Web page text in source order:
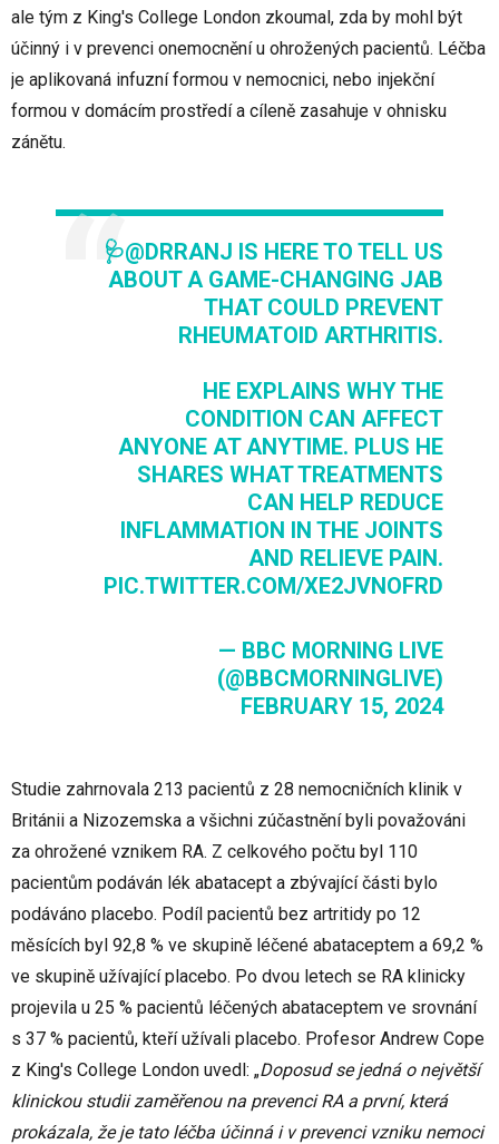
ale tým z King's College London zkoumal, zda by mohl být
účinný i v prevenci onemocnění u ohrožených pacientů. Léčba
je aplikovaná infuzní formou v nemocnici, nebo injekční
formou v domácím prostředí a cíleně zasahuje v ohnisku
zánětu.
🩺@DRRANJ IS HERE TO TELL US
ABOUT A GAME-CHANGING JAB
THAT COULD PREVENT
RHEUMATOID ARTHRITIS.
HE EXPLAINS WHY THE
CONDITION CAN AFFECT
ANYONE AT ANYTIME. PLUS HE
SHARES WHAT TREATMENTS
CAN HELP REDUCE
INFLAMMATION IN THE JOINTS
AND RELIEVE PAIN.
PIC.TWITTER.COM/XE2JVNOFRD
— BBC MORNING LIVE
(@BBCMORNINGLIVE)
FEBRUARY 15, 2024
Studie zahrnovala 213 pacientů z 28 nemocničních klinik v
Británii a Nizozemska a všichni zúčastnění byli považováni
za ohrožené vznikem RA. Z celkového počtu byl 110
pacientům podáván lék abatacept a zbývající části bylo
podáváno placebo. Podíl pacientů bez artritidy po 12
měsících byl 92,8 % ve skupině léčené abataceptem a 69,2 %
ve skupině užívající placebo. Po dvou letech se RA klinicky
projevila u 25 % pacientů léčených abataceptem ve srovnání
s 37 % pacientů, kteří užívali placebo. Profesor Andrew Cope
z King's College London uvedl: „Doposud se jedná o největší
klinickou studii zaměřenou na prevenci RA a první, která
prokázala, že je tato léčba účinná i v prevenci vzniku nemoci